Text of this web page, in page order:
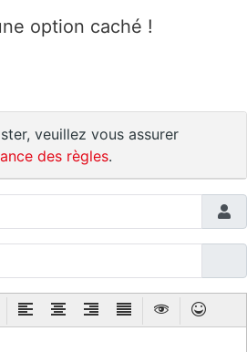
option caché !
veuillez vous assurer
des règles.